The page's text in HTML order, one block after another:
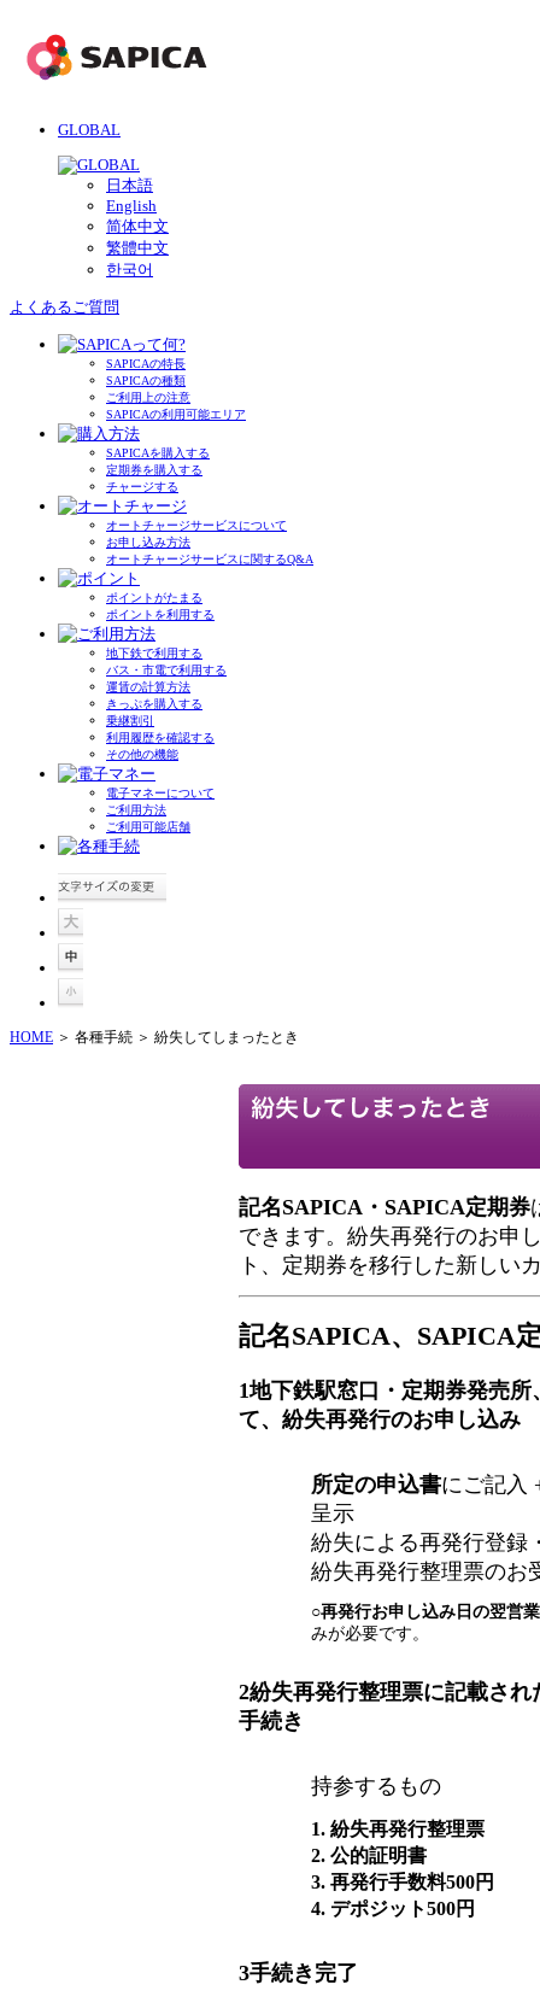
GLOBAL
日本語
English
简体中文
繁體中文
한국어
よくあるご質問
SAPICAの特長
SAPICAの種類
ご利用上の注意
SAPICAの利用可能エリア
SAPICAを購入する
定期券を購入する
チャージする
オートチャージサービスについて
お申し込み方法
オートチャージサービスに関するQ&A
ポイントがたまる
ポイントを利用する
地下鉄で利用する
バス・市電で利用する
運賃の計算方法
きっぷを購入する
乗継割引
利用履歴を確認する
その他の機能
電子マネーについて
ご利用方法
ご利用可能店舗
HOME ＞ 各種手続 ＞ 紛失してしまったとき
記名SAPICA・SAPICA定期券
できます。紛失再発行のお申
ト、定期券を移行した新しい
記名SAPICA、SAPICA
1地下鉄駅窓口・定期券発売
て、紛失再発行のお申し込み
所定の申込書にご記入
呈示
紛失による再発行登録
紛失再発行整理票のお
○再発行お申し込み日の翌営
みが必要です。
2紛失再発行整理票に記載さ
手続き
持参するもの
1. 紛失再発行整理票
2. 公的証明書
3. 再発行手数料500円
4. デポジット500円
3手続き完了